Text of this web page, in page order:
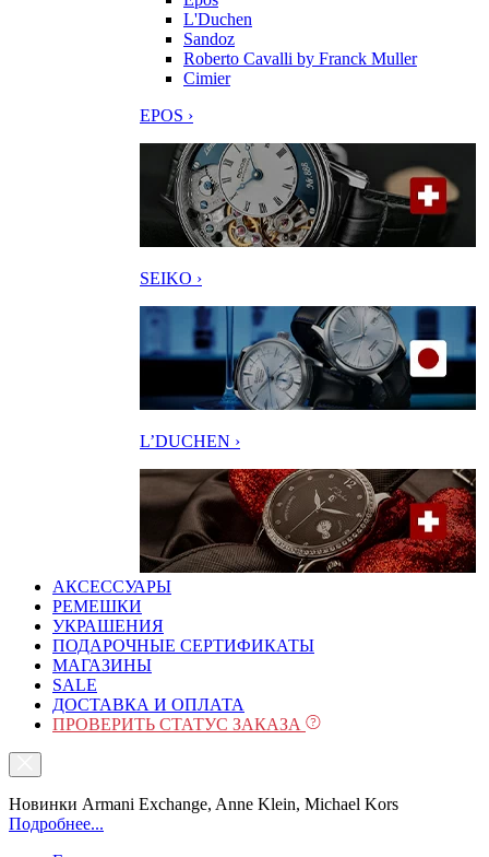
L'Duchen
Sandoz
Roberto Cavalli by Franck Muller
Cimier
EPOS ›
SEIKO ›
L’DUCHEN ›
АКСЕССУАРЫ
РЕМЕШКИ
УКРАШЕНИЯ
ПОДАРОЧНЫЕ СЕРТИФИКАТЫ
МАГАЗИНЫ
SALE
ДОСТАВКА И ОПЛАТА
ПРОВЕРИТЬ СТАТУС ЗАКАЗА
Новинки Armani Exchange, Anne Klein, Michael Kors
Подробнее...